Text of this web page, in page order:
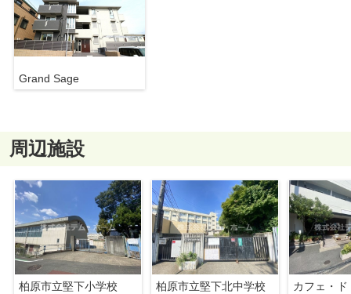
Grand Sage
周辺施設
柏原市立堅下小学校
柏原市立堅下北中学校
カフェ・ド